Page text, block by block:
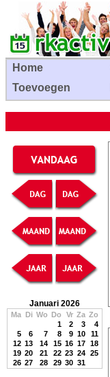
Home
Toevoegen
Januari 2026
Ma Di Wo Do Vr Za Zo
1
2 3
4
5
6 7 8 9 10
11
12 13 14 15 16 17 18
19 20 21 22 23 24 25
26 27 28 29 30 31